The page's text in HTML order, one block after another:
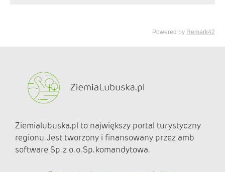
Ziemialubuska.pl to największy portal turystyczny
regionu. Jest tworzony i finansowany przez amb
software Sp. z o. o. Sp. komandytowa.